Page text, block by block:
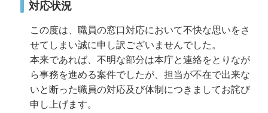
対応状況
この度は、職員の窓口対応において不快な思いをさ
せてしまい誠に申し訳ございませんでした。
本来であれば、不明な部分は本庁と連絡をとりなが
ら事務を進める案件でしたが、担当が不在で出来な
いと断った職員の対応及び体制につきましてお詫び
申し上げます。